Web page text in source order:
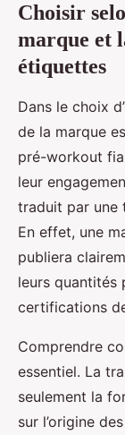
Choisir
marque et
étiquettes
Dans le choix
de la marque
pré-workout
leur
traduit par une
En effet, une
publiera
leurs quantités
certifications
Comprendre
essentiel. La
seulement la
sur l’origine